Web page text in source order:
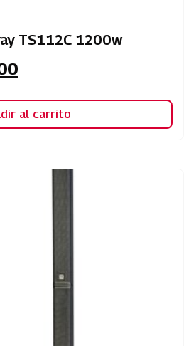
TS112C 1200w
al carrito